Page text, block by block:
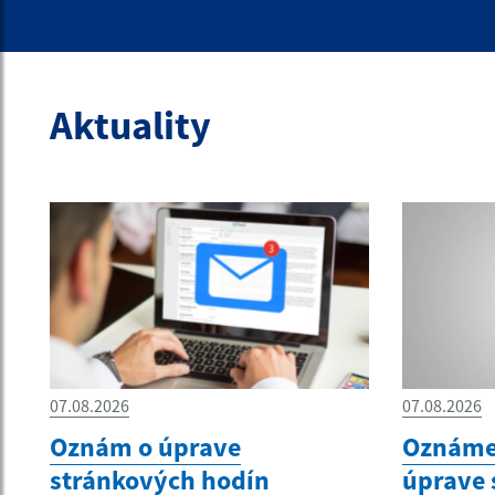
Aktuality
07.08.2026
Oznám o úprave
stránkových hodín
07.08.2026
úprave